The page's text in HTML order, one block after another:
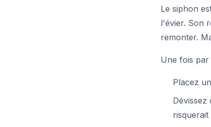
Le siphon
l'évier. Son
remonter.
Une fois
Placez
risquerait